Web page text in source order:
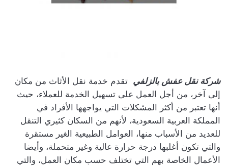
شركة نقل عفش بالزلفي تقدم خدمة نقل الأثاث من مكان
إلى آخر، من أجل العمل على تسهيل الخدمة للعملاء، حيث
أنها تعتبر من أكثر المشكلات التي يواجهها الأفراد في
المملكة العربية السعودية، لأنهم من السكان كثيري التنقل
للعديد من الأسباب منها، العوامل الطبيعية الغير مستقرة
والتي تكون أغلبها درجة حرارة عالية وغير متحملة، وأيضا
الأعمال الخاصة بهم التي تختلف حسب مكان العمل، والتي